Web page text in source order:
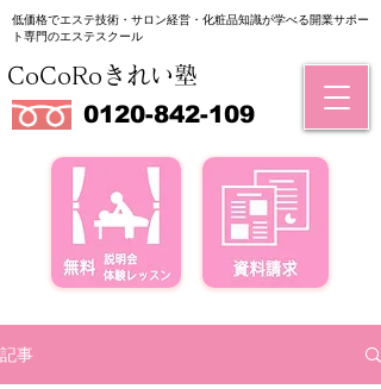
低価格でエステ技術・サロン経営・化粧品知識が学べる​開業サポー
ト専門のエステスクール
0120-842-109
CoCoRoきれい塾
記事